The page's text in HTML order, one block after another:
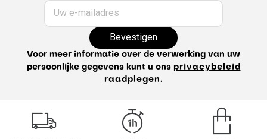
Uw e-mailadres
Bevestigen
Voor meer informatie over de verwerking van uw
persoonlijke gegevens kunt u ons privacybeleid
raadplegen.